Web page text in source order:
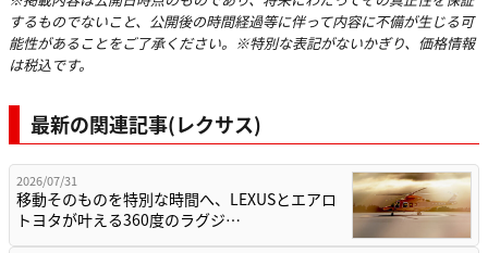
するものでないこと、公開後の時間経過等に伴って内容に不備が生じる可
能性があることをご了承ください。※特別な表記がないかぎり、価格情報
は税込です。
最新の関連記事(レクサス)
2026/07/31
移動そのものを特別な時間へ、LEXUSとエアロ
トヨタが叶える360度のラグジ…